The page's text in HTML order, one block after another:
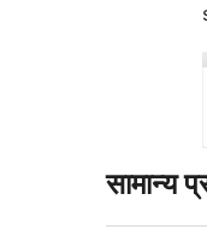
सामान्य